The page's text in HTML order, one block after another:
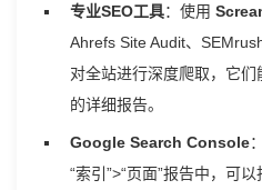
专业SEO工具：使用
Ahrefs Site Audit、
对全站进行深度爬取，它
的详细报告。
Google Search Console
“索引”>“页面”报告中，可